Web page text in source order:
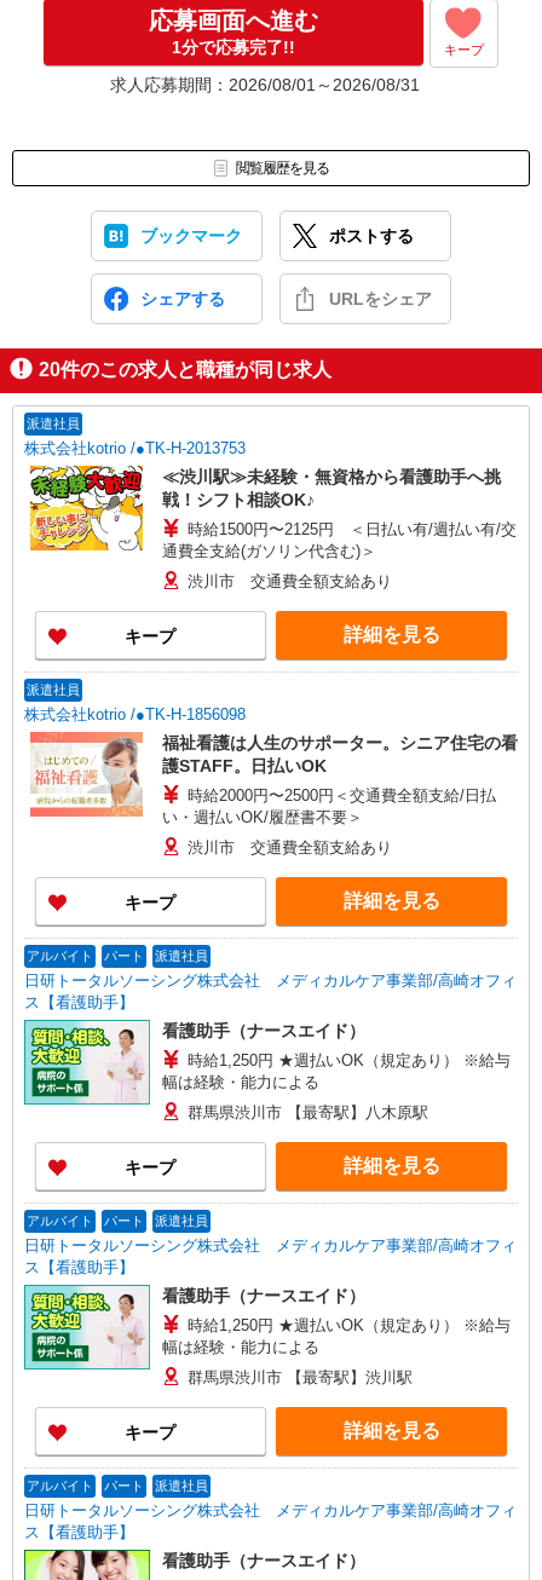
応募画面へ進む
1分で応募完了!! キープ
求人応募期間：2026/08/01～2026/08/31
閲覧履歴を見る
ブックマーク ポストする
シェアする URLをシェア
20件のこの求人と職種が同じ求人
派遣社員
株式会社kotrio /●TK-H-2013753
≪渋川駅≫未経験・無資格から看護助手へ挑
戦！シフト相談OK♪
時給1500円〜2125円 ＜日払い有/週払い有/交
通費全支給(ガソリン代含む)＞
渋川市 交通費全額支給あり
キープ 詳細を見る
派遣社員
株式会社kotrio /●TK-H-1856098
福祉看護は人生のサポーター。シニア住宅の看
護STAFF。日払いOK
時給2000円〜2500円＜交通費全額支給/日払
い・週払いOK/履歴書不要＞
渋川市 交通費全額支給あり
キープ 詳細を見る
アルバイト パート 派遣社員
日研トータルソーシング株式会社 メディカルケア事業部/高崎オフィ
ス【看護助手】
看護助手（ナースエイド）
時給1,250円 ★週払いOK（規定あり） ※給与
幅は経験・能力による
群馬県渋川市 【最寄駅】八木原駅
キープ 詳細を見る
アルバイト パート 派遣社員
日研トータルソーシング株式会社 メディカルケア事業部/高崎オフィ
ス【看護助手】
看護助手（ナースエイド）
時給1,250円 ★週払いOK（規定あり） ※給与
幅は経験・能力による
群馬県渋川市 【最寄駅】渋川駅
キープ 詳細を見る
アルバイト パート 派遣社員
日研トータルソーシング株式会社 メディカルケア事業部/高崎オフィ
ス【看護助手】
看護助手（ナースエイド）